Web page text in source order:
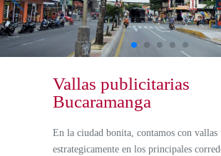
Vallas publicitarias
Bucaramanga
En la ciudad bonita, contamos con vallas
estrategicamente en los principales